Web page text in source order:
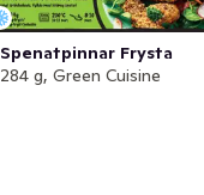
Spenatpinnar Frysta
284 g, Green Cuisine